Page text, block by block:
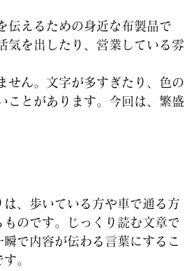
伝えるための身近な布製品で
気を出したり、営業している雰
せん。文字が多すぎたり、色の
ことがあります。今回は、繁盛
は、歩いている方や車で通る方
ものです。じっくり読む文章で
瞬で内容が伝わる言葉にするこ
。